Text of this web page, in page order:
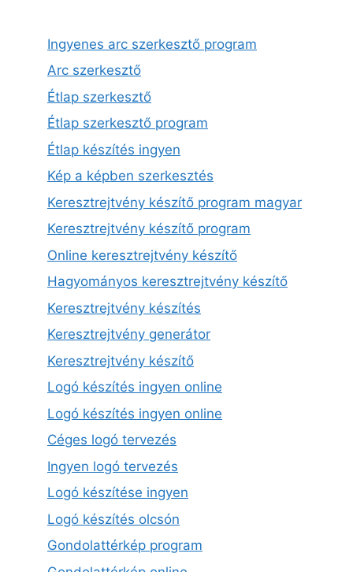
Ingyenes arc szerkesztő program
Arc szerkesztő
Étlap szerkesztő
Étlap szerkesztő program
Étlap készítés ingyen
Kép a képben szerkesztés
Keresztrejtvény készítő program magyar
Keresztrejtvény készítő program
Online keresztrejtvény készítő
Hagyományos keresztrejtvény készítő
Keresztrejtvény készítés
Keresztrejtvény generátor
Keresztrejtvény készítő
Logó készítés ingyen online
Logó készítés ingyen online
Céges logó tervezés
Ingyen logó tervezés
Logó készítése ingyen
Logó készítés olcsón
Gondolattérkép program